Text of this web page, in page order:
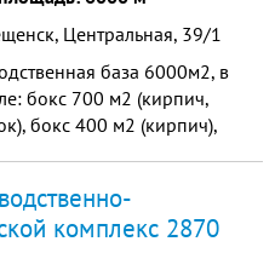
Центральная, 39/1
база 6000м2, в
бокс 700 м2 (кирпич,
бокс 400 м2 (кирпич),
забетонирована,
отопление и
ТП-150 кВт.
комплекс 2870